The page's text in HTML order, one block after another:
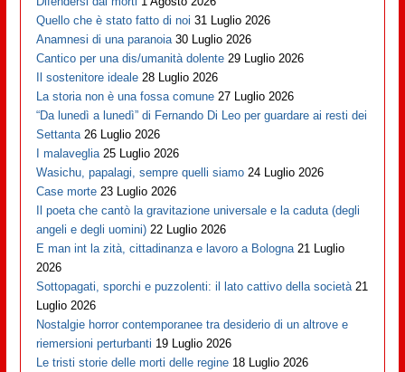
Quello che è stato fatto di noi 31 Luglio 2026
Anamnesi di una paranoia 30 Luglio 2026
Cantico per una dis/umanità dolente 29 Luglio 2026
Il sostenitore ideale 28 Luglio 2026
La storia non è una fossa comune 27 Luglio 2026
“Da lunedì a lunedì” di Fernando Di Leo per guardare ai resti dei
Settanta 26 Luglio 2026
I malaveglia 25 Luglio 2026
Wasichu, papalagi, sempre quelli siamo 24 Luglio 2026
Case morte 23 Luglio 2026
Il poeta che cantò la gravitazione universale e la caduta (degli
angeli e degli uomini) 22 Luglio 2026
E man int la zità, cittadinanza e lavoro a Bologna 21 Luglio
2026
Sottopagati, sporchi e puzzolenti: il lato cattivo della società 21
Luglio 2026
Nostalgie horror contemporanee tra desiderio di un altrove e
riemersioni perturbanti 19 Luglio 2026
Le tristi storie delle morti delle regine 18 Luglio 2026